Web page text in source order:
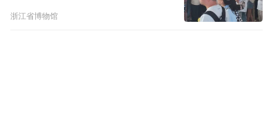
浙江省博物馆